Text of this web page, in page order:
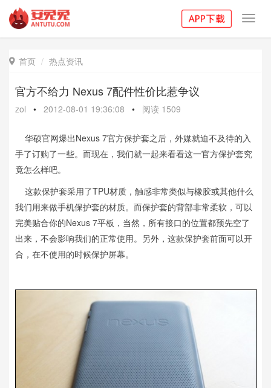
 首页 热点资讯
官方不给力 Nexus 7配件性价比惹争议
zol • 2012-08-01 19:36:08 • 阅读 1509
华硕官网爆出Nexus 7官方保护套之后，外媒就迫不及待的入
手了订购了一些。而现在，我们就一起来看看这一官方保护套究
竟怎么样吧。
这款保护套采用了TPU材质，触感非常类似与橡胶或其他什么
我们用来做手机保护套的材质。而保护套的背部非常柔软，可以
完美贴合你的Nexus 7平板，当然，所有接口的位置都预先空了
出来，不会影响我们的正常使用。另外，这款保护套前面可以开
合，在不使用的时候保护屏幕。